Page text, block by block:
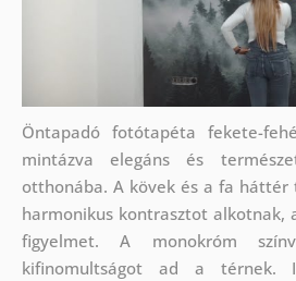
Öntapadó fotótapéta fekete-
mintázva elegáns és
otthonába. A kövek és a fa
harmonikus kontrasztot alkotnak,
figyelmet. A monokróm
kifinomultságot ad a térnek.